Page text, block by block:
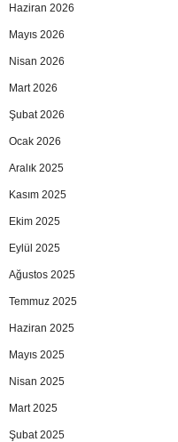
Haziran 2026
Mayıs 2026
Nisan 2026
Mart 2026
Şubat 2026
Ocak 2026
Aralık 2025
Kasım 2025
Ekim 2025
Eylül 2025
Ağustos 2025
Temmuz 2025
Haziran 2025
Mayıs 2025
Nisan 2025
Mart 2025
Şubat 2025